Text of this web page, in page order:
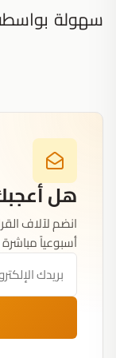
سهولة
هل
انضم لآلاف
أسبوعياً